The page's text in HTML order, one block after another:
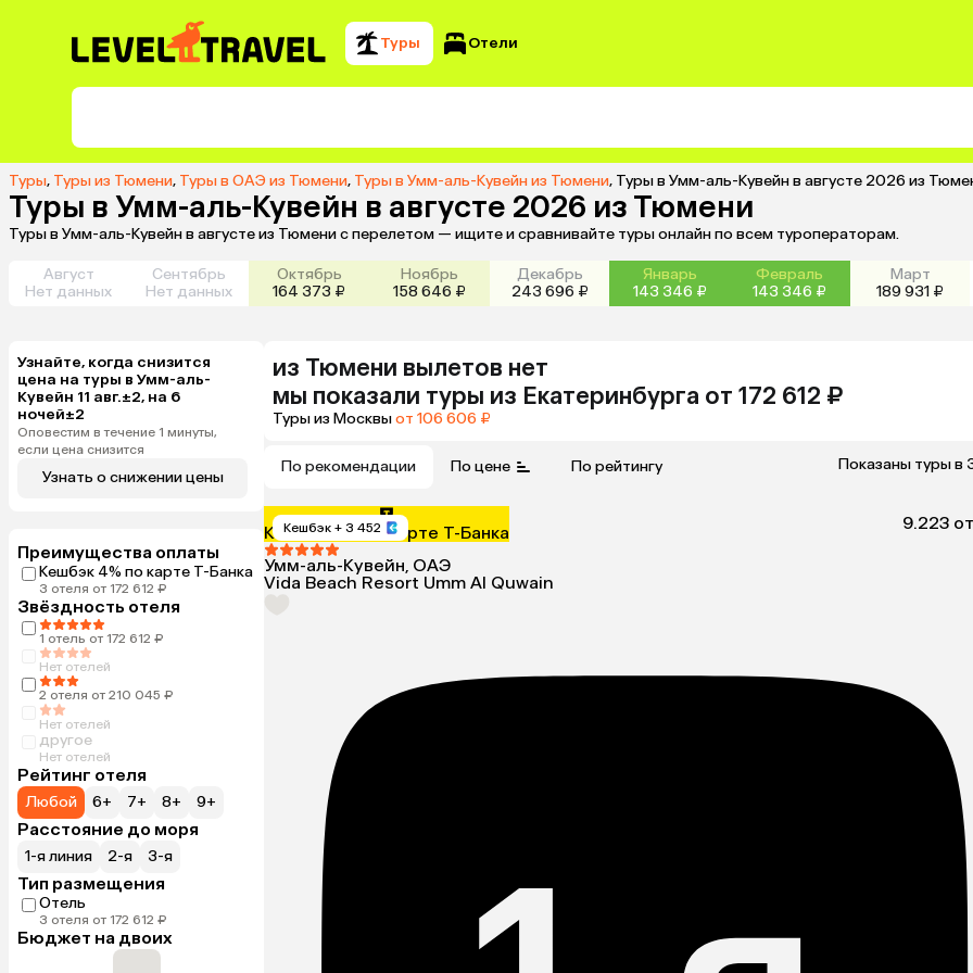
Туры Отели
Туры, Туры из Тюмени, Туры в ОАЭ из Тюмени, Туры в Умм-аль-Кувейн из Тюмени, Туры в Умм-аль-Кувейн в августе 2026 из
Туры в Умм-аль-Кувейн в августе 2026 из Тюмени
Туры в Умм-аль-Кувейн в августе из Тюмени с перелетом — ищите и сравнивайте туры онлайн по всем туроператорам.
Август
Нет данных
Сентябрь
Нет данных
Октябрь
164 373 ₽
Ноябрь
158 646 ₽
Декабрь
243 696 ₽
Январь
143 346 ₽
Февраль
143 346 ₽
Март
189 931 ₽
Узнайте, когда снизится
цена на туры в Умм-аль-
Кувейн 11 авг.±2, на 6
ночей±2
Оповестим в течение 1 минуты,
если цена снизится
Узнать о снижении цены
Преимущества оплаты
Кешбэк 4% по карте Т-Банка
3 отеля от 172 612 ₽
Звёздность отеля
1 отель от 172 612 ₽
Нет отелей
2 отеля от 210 045 ₽
Нет отелей
другое
Нет отелей
Рейтинг отеля
Любой 6+ 7+ 8+ 9+
Расстояние до моря
1-я линия 2-я 3-я
Тип размещения
Отель
3 отеля от 172 612 ₽
Бюджет на двоих
из Тюмени вылетов нет
мы показали туры из Екатеринбурга от 172 612 ₽
Туры из Москвыот 106 606 ₽
По рекомендации По цене По рейтингу Показаны туры в
Кешбэк + 3 452 9.223
Кешбэк 4% по карте Т-Банка
Умм-аль-Кувейн, ОАЭ
Vida Beach Resort Umm Al Quwain